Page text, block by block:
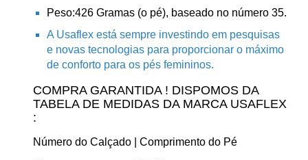
Peso:426 Gramas (o pé), baseado no número 35.
A Usaflex está sempre investindo em pesquisas
e novas tecnologias para proporcionar o máximo
de conforto para os pés femininos.
COMPRA GARANTIDA ! DISPOMOS DA
TABELA DE MEDIDAS DA MARCA USAFLEX
:
Número do Calçado | Comprimento do Pé